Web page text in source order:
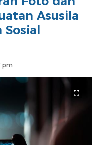
Asusila
pm